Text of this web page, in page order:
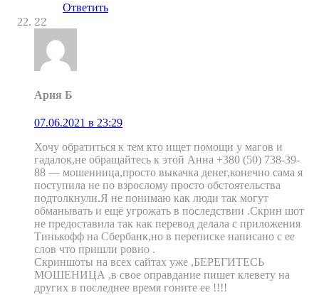
Ответить
22
Ария Б
07.06.2021 в 23:29
Хочу обратиться к тем кто ищет помощи у магов и
гадалок,не обращайтесь к этой Анна +380 (50) 738-39-
88 — мошенница,просто выкачка денег,конечно сама я
поступила не по взрослому просто обстоятельства
подтолкнули.Я не понимаю как люди так могут
обманывать и ещё угрожать в последствии .Скрин шот
не предоставила так как перевод делала с приложения
Тинькофф на Сбербанк,но в переписке написано с ее
слов что пришли ровно .
Скриншоты на всех сайтах уже ,БЕРЕГИТЕСЬ
МОШЕНИЦА ,в свое оправдание пишет клевету на
других в последнее время гоните ее !!!!